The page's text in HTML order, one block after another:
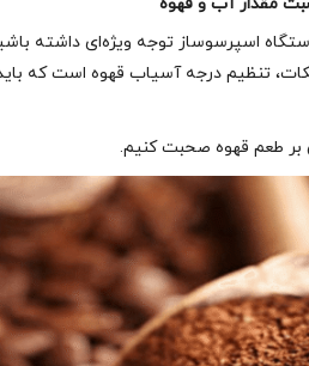
اسپرسوساز توجه ویژه‌ای داشته
تنظیم درجه آسیاب قهوه است که
بر طعم قهوه صحبت کنیم.